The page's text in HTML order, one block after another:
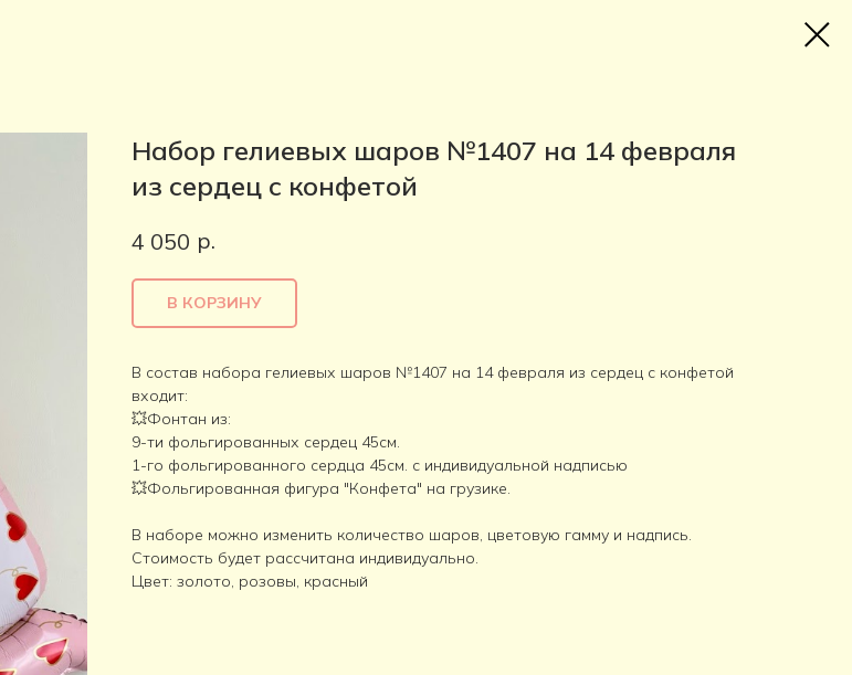
Набор гелиевых шаров №1407 на 14 февраля
из сердец с конфетой
4 050 р.
В КОРЗИНУ
В состав набора гелиевых шаров №1407 на 14 февраля из сердец с конфетой
входит:
💥Фонтан из:
9-ти фольгированных сердец 45см.
1-го фольгированного сердца 45см. с индивидуальной надписью
💥Фольгированная фигура "Конфета" на грузике.
В наборе можно изменить количество шаров, цветовую гамму и надпись.
Стоимость будет рассчитана индивидуально.
Цвет: золото, розовы, красный